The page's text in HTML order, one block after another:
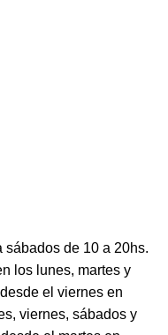
sábados de 10 a 20hs.
los lunes, martes y
el viernes en
viernes, sábados y